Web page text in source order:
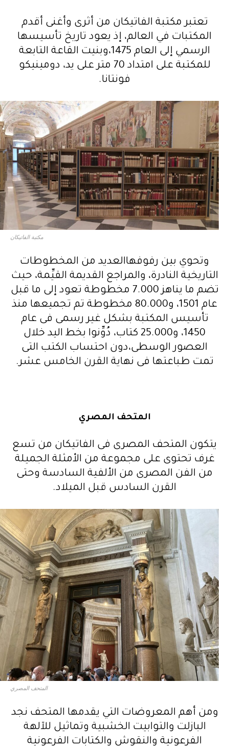
تعتبر مكتبة الفاتيكان من أثرى وأغنى أقدم
المكتبات في العالم، إذ يعود تاريخ تأسيسها
الرسمي إلى العام 1475،وبنيت القاعة التابعة
للمكتبة على امتداد 70 متر على يد، دومينيكو
فونتانا.
مكتبة الفاتيكان
وتحوي بين رفوفهاالعديد من المخطوطات
التاريخية النادرة، والمراجع القديمة القيِّمة، حيث
تضم ما يناهز 7.000 مخطوطة تعود إلى ما قبل
عام 1501، و80.000 مخطوطة تم تجميعها منذ
تأسيس المكتبة بشكل غير رسمى فى عام
1450، و25.000 كتاب، دُوِّنوا بخط اليد خلال
العصور الوسطى،دون احتساب الكتب التى
تمت طباعتها فى نهاية القرن الخامس عشر.
المتحف المصري
يتكون المتحف المصرى فى الفاتيكان من تسع
غرف تحتوى على مجموعة من الأمثلة الجميلة
من الفن المصرى من الألفية السادسة وحتى
القرن السادس قبل الميلاد.
المتحف المصري
ومن أهم المعروضات التي يقدمها المتحف نجد
البازلت والتوابيت الخشبية وتماثيل للآلهة
الفرعونية والنقوش والكتابات الفرعونية